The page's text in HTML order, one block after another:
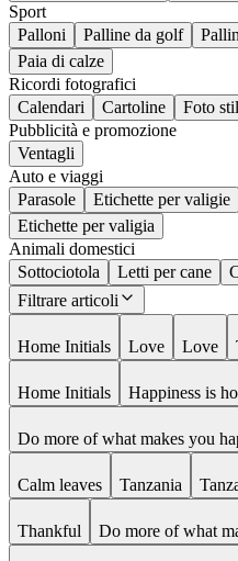
Sport
Palloni
Palline da golf
Paia di calze
Ricordi fotografici
Calendari
Cartoline
Foto
Pubblicità e promozione
Ventagli
Auto e viaggi
Parasole
Etichette per valigie
Etichette per valigia
Animali domestici
Sottociotola
Letti per cane
Filtrare articoli
Home Initials Love Love
Home Initials Happiness is
Do more of what makes you
Calm leaves Tanzania
Thankful Do more of what